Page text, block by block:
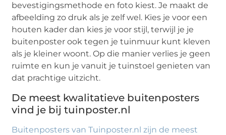
bevestigingsmethode en foto kiest. Je maakt de
afbeelding zo druk als je zelf wel. Kies je voor een
houten kader dan kies je voor stijl, terwijl je je
buitenposter ook tegen je tuinmuur kunt kleven
als je kleiner woont. Op die manier verlies je geen
ruimte en kun je vanuit je tuinstoel genieten van
dat prachtige uitzicht.
De meest kwalitatieve buitenposters
vind je bij tuinposter.nl
Buitenposters van Tuinposter.nl zijn de meest